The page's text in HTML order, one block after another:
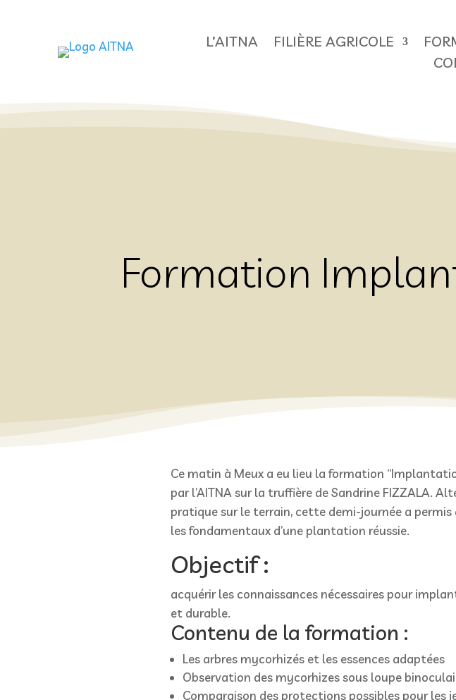
L’AITNA FILIÈRE AGRICOLE
Formation
Ce matin à Meux a eu lieu la formation
par l’AITNA sur la truffière de Sandrine FIZZALA.
pratique sur le terrain, cette demi-journée a
les fondamentaux d’une plantation réussie.
Objectif :
acquérir les connaissances nécessaires pour
et durable.
Contenu de la formation :
Les arbres mycorhizés et les essences adaptées
Observation des mycorhizes sous loupe
Comparaison des protections possibles pour les